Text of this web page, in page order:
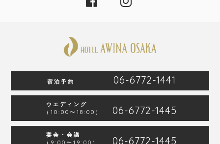
宿泊予約 06-6772-1441
ウエディング
（10:00〜18:00）
06-6772-1445
宴会・会議
（9:00〜19:00）
06-6772-1445